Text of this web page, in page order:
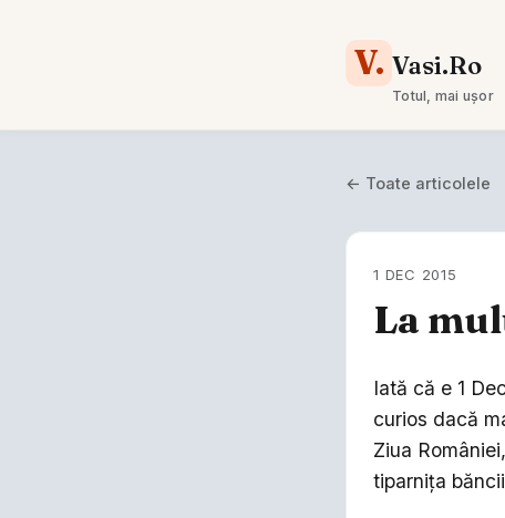
V. Vasi.Ro
Totul, mai ușor
← Toate articolele
1 DEC 2015
La
Iată că e 1
curios dacă
Ziua
tiparnița